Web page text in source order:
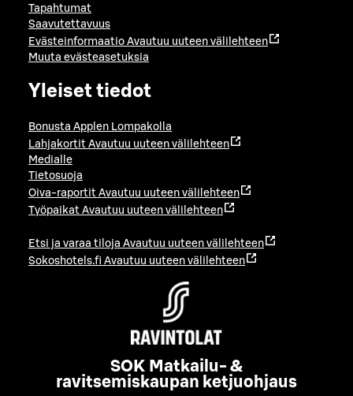
Tapahtumat
Saavutettavuus
Evästeinformaatio Avautuu uuteen välilehteen
Muuta evästeasetuksia
Yleiset tiedot
Bonusta Applen Lompakolla
Lahjakortit Avautuu uuteen välilehteen
Medialle
Tietosuoja
Oiva-raportit Avautuu uuteen välilehteen
Työpaikat Avautuu uuteen välilehteen
Etsi ja varaa tiloja Avautuu uuteen välilehteen
Sokoshotels.fi Avautuu uuteen välilehteen
SOK Matkailu- &
ravitsemiskaupan ketjuohjaus